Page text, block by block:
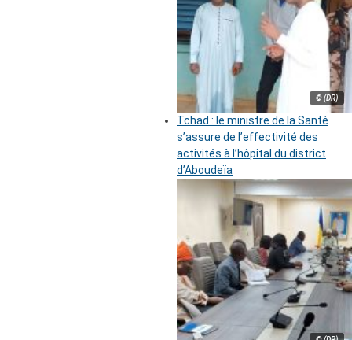
© (DR)
Tchad : le ministre de la Santé
s’assure de l’effectivité des
activités à l’hôpital du district
d’Aboudeïa